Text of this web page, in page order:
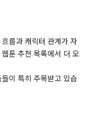
름과 캐릭터 관계가 자
툰 추천 목록에서 더 오
이 특히 주목받고 있습